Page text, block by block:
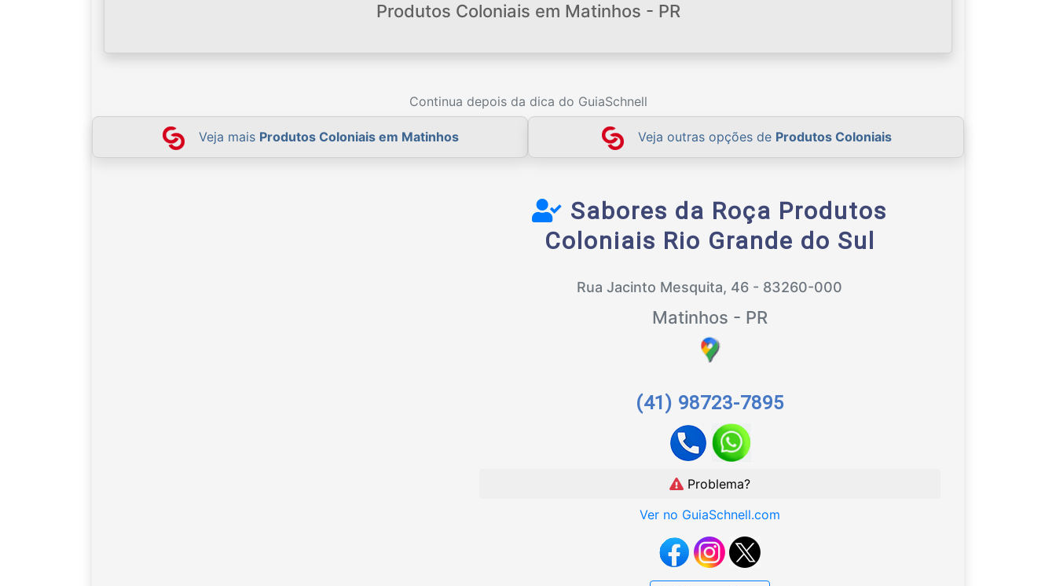
Produtos Coloniais em Matinhos - PR
Continua depois da dica do GuiaSchnell
Veja mais Produtos Coloniais em Matinhos Veja outras opções de Produtos Coloniais
Sabores da Roça Produtos
Coloniais Rio Grande do Sul
Rua Jacinto Mesquita, 46 - 83260-000
Matinhos - PR
(41) 98723-7895
Problema?
Ver no GuiaSchnell.com